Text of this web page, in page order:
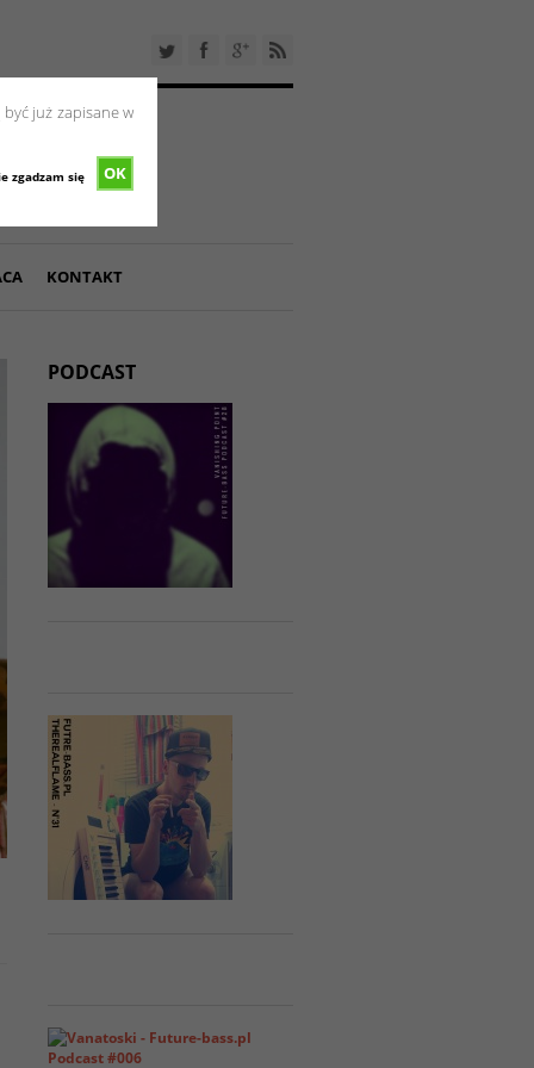
już zapisane w
OK
zgadzam się
KONTAKT
PODCAST